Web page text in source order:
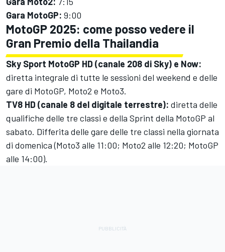
Gara MotoGP: 9:00
MotoGP 2025: come posso vedere il
Gran Premio della Thailandia
Sky Sport MotoGP HD (canale 208 di Sky) e Now:
diretta integrale di tutte le sessioni del weekend e delle
gare di MotoGP, Moto2 e Moto3.
TV8 HD (canale 8 del digitale terrestre): diretta delle
qualifiche delle tre classi e della Sprint della MotoGP al
sabato. Differita delle gare delle tre classi nella giornata
di domenica (Moto3 alle 11:00; Moto2 alle 12:20; MotoGP
alle 14:00).